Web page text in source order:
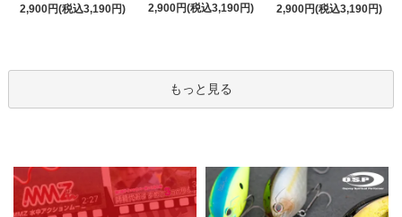
2,900円(税込3,190円)
2,900円(税込3,190円)
2,900円(税込3,190円)
もっと見る